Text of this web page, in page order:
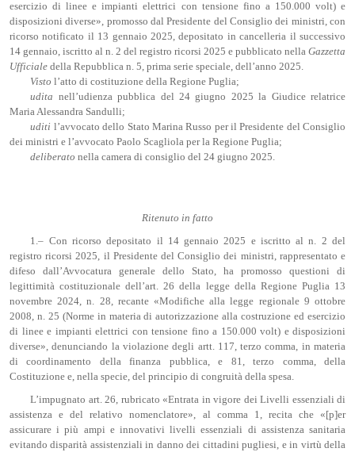
esercizio di linee e impianti elettrici con tensione fino a 150.000 volt) e
disposizioni diverse», promosso dal Presidente del Consiglio dei ministri, con
ricorso notificato il 13 gennaio 2025, depositato in cancelleria il successivo
14 gennaio, iscritto al n. 2 del registro ricorsi 2025 e pubblicato nella Gazzetta
Ufficiale della Repubblica n. 5, prima serie speciale, dell’anno 2025.
Visto l’atto di costituzione della Regione Puglia;
udita nell’udienza pubblica del 24 giugno 2025 la Giudice relatrice
Maria Alessandra Sandulli;
uditi l’avvocato dello Stato Marina Russo per il Presidente del Consiglio
dei ministri e l’avvocato Paolo Scagliola per la Regione Puglia;
deliberato nella camera di consiglio del 24 giugno 2025.
Ritenuto in fatto
1.– Con ricorso depositato il 14 gennaio 2025 e iscritto al n. 2 del
registro ricorsi 2025, il Presidente del Consiglio dei ministri, rappresentato e
difeso dall’Avvocatura generale dello Stato, ha promosso questioni di
legittimità costituzionale dell’art. 26 della legge della Regione Puglia 13
novembre 2024, n. 28, recante «Modifiche alla legge regionale 9 ottobre
2008, n. 25 (Norme in materia di autorizzazione alla costruzione ed esercizio
di linee e impianti elettrici con tensione fino a 150.000 volt) e disposizioni
diverse», denunciando la violazione degli artt. 117, terzo comma, in materia
di coordinamento della finanza pubblica, e 81, terzo comma, della
Costituzione e, nella specie, del principio di congruità della spesa.
L’impugnato art. 26, rubricato «Entrata in vigore dei Livelli essenziali di
assistenza e del relativo nomenclatore», al comma 1, recita che «[p]er
assicurare i più ampi e innovativi livelli essenziali di assistenza sanitaria
evitando disparità assistenziali in danno dei cittadini pugliesi, e in virtù della